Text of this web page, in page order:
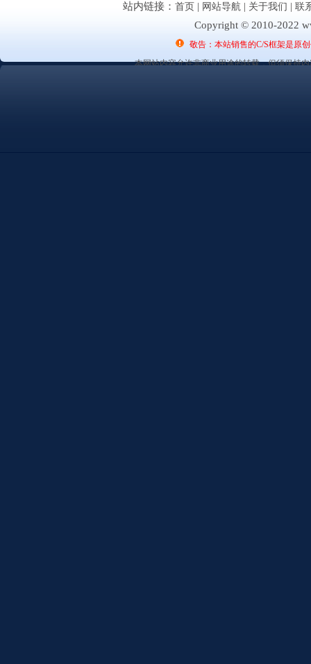
站内链接： 首页 | 网站导航 | 关于我们 | 联
Copyright © 2010-2022
敬告：本站销售的C/S框架是原
本网站内容允许非商业用途的转载，但须保持